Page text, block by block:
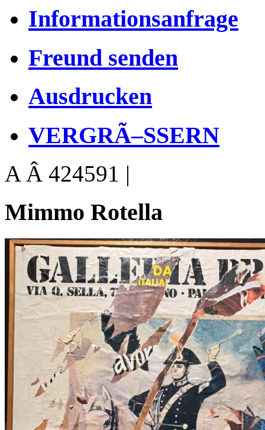
Informationsanfrage
Freund senden
Ausdrucken
VERGRÃ–SSERN
A Â 424591 |
Mimmo Rotella